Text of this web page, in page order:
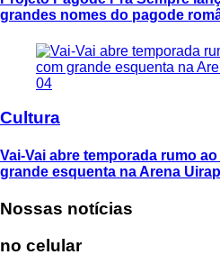
grandes nomes do pagode
04
Cultura
Vai-Vai abre temporada rumo
grande esquenta na Arena
Nossas notícias
no celular